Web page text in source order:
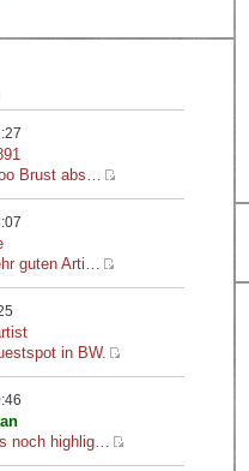
Brust abs…
guten Arti…
in BW.
noch highlig…